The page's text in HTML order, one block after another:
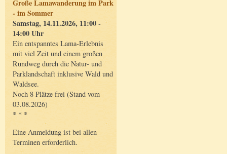
Große Lamawanderung im Park
- im Sommer
Samstag, 14.11.2026, 11:00 -
14:00 Uhr
Ein entspanntes Lama-Erlebnis
mit viel Zeit und einem großen
Rundweg durch die Natur- und
Parklandschaft inklusive Wald und
Waldsee.
Noch 8 Plätze frei (Stand vom
03.08.2026)
* * *
Eine Anmeldung ist bei allen
Terminen erforderlich.